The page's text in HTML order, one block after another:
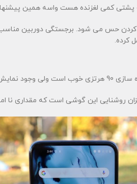
کمی لغزنده هست واسه همین
کردن حس می شود. برجستگی دوربین
کرده.